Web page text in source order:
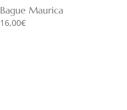
Bague Maurica
16,00€